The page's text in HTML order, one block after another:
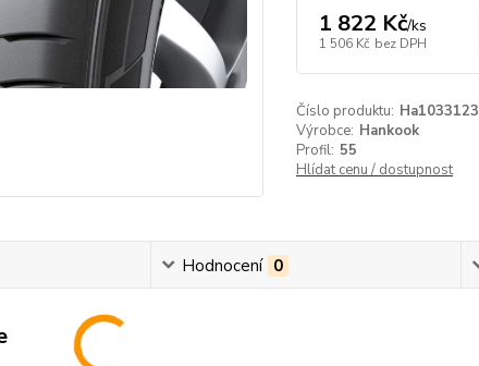
1 822 Kč/ks
1 506 Kč bez DPH
Číslo produktu: Ha1033123
Výrobce: Hankook
Profil: 55
Hlídat cenu / dostupnost
Hodnocení 0